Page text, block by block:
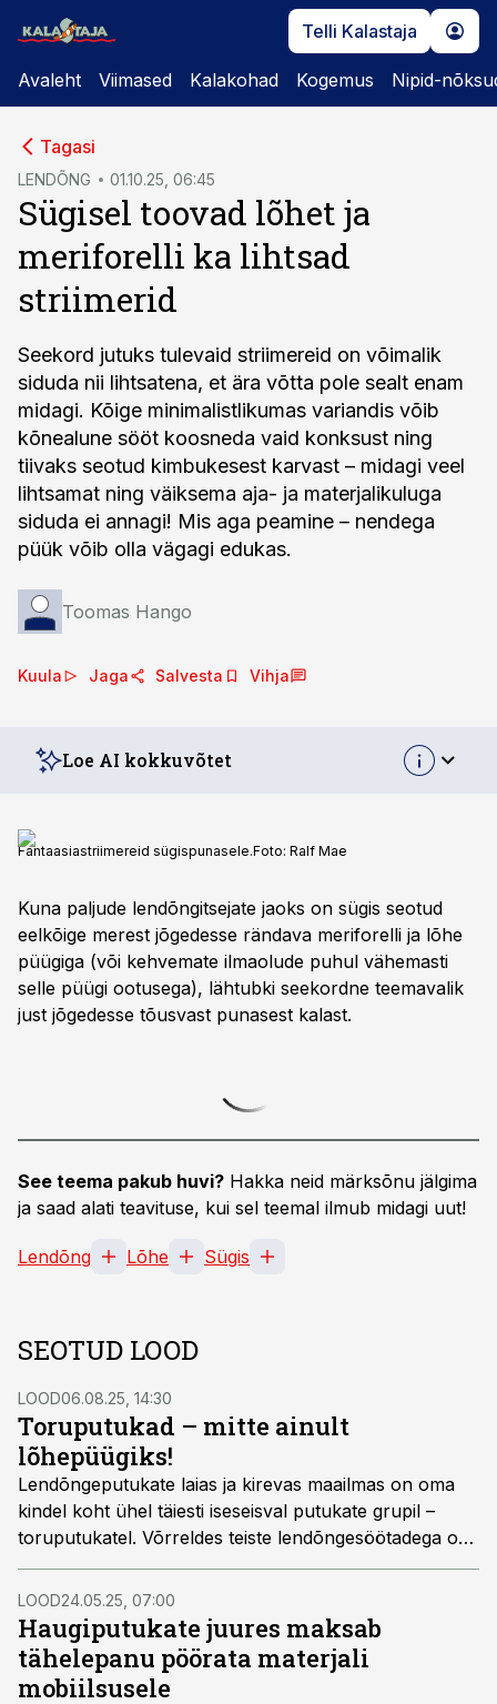
Telli Kalastaja
Avaleht Viimased Kalakohad Kogemus Nipid-
Tagasi
LENDÕNG 01.10.25, 06:45
Sügisel toovad lõhet ja
meriforelli ka lihtsad
striimerid
Seekord jutuks tulevaid striimereid on võimalik
siduda nii lihtsatena, et ära võtta pole sealt enam
midagi. Kõige minimalistlikumas variandis võib
kõnealune sööt koosneda vaid konksust ning
tiivaks seotud kimbukesest karvast – midagi veel
lihtsamat ning väiksema aja- ja materjalikuluga
siduda ei annagi! Mis aga peamine – nendega
püük võib olla vägagi edukas.
Toomas Hango
Kuula Jaga Salvesta Vihja
Loe AI kokkuvõtet
Fantaasiastriimereid sügispunasele.Foto: Ralf Mae
Kuna paljude lendõngitsejate jaoks on sügis seotud
eelkõige merest jõgedesse rändava meriforelli ja lõhe
püügiga (või kehvemate ilmaolude puhul vähemasti
selle püügi ootusega), lähtubki seekordne teemavalik
just jõgedesse tõusvast punasest kalast.
See teema pakub huvi? Hakka neid märksõnu jälgima
ja saad alati teavituse, kui sel teemal ilmub midagi uut!
Lendõng Lõhe Sügis
SEOTUD LOOD
LOOD06.08.25, 14:30
Toruputukad – mitte ainult
lõhepüügiks!
Lendõngeputukate laias ja kirevas maailmas on oma
kindel koht ühel täiesti iseseisval putukate grupil –
toruputukatel. Võrreldes teiste lendõngesöötadega on
neil üks põhimõtteline erinevus. Kui tavaliselt seotakse
putukas otse konksule, siis toruputukad, nagu
nimestki järeldada võib, seotakse plastikust või
metallist torule ning valmis putukale kinnitatakse
elastsest materjalist torukese abil tühi konks.
Järgnevalt vaatamegi, mida niisugune lahendus annab
LOOD24.05.25, 07:00
Haugiputukate juures maksab
tähelepanu pöörata materjali
mobiilsusele